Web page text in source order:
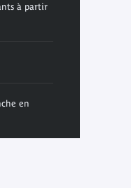
à partir
en